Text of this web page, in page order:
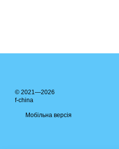
© 2021—2026
f-china
Мобільна версія